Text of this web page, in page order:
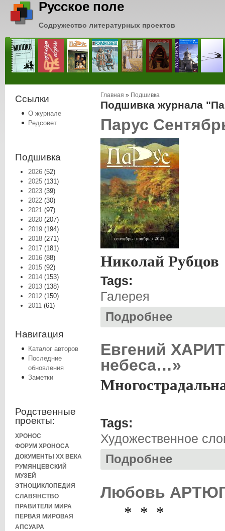
Русское поле
Содружество литературных проектов
Ссылки
О журнале
Редсовет
Подшивка
2026 (52)
2025 (131)
2023 (39)
2022 (30)
2021 (97)
2020 (207)
2019 (194)
2018 (271)
2017 (181)
2016 (88)
2015 (92)
2014 (153)
2013 (138)
2012 (150)
2011 (61)
Навигация
Каталог авторов
Последние
обновления
Заметки
Родственные
проекты:
ХРОНОС
ФОРУМ ХРОНОСА
ДОКУМЕНТЫ XX ВЕКА
РУМЯНЦЕВСКИЙ
МУЗЕЙ
ЭТНОЦИКЛОПЕДИЯ
СЛАВЯНСТВО
ПРАВИТЕЛИ МИРА
ПЕРВАЯ МИРОВАЯ
АПСУАРА
Вы здесь
Главная » Подшивка
Подшивка журнала
Парус
Николай Рубцов
Tags:
Галерея
Подробнее
Евгений
небеса…»
Tags:
Художественное
Подробнее
Любовь
* * *